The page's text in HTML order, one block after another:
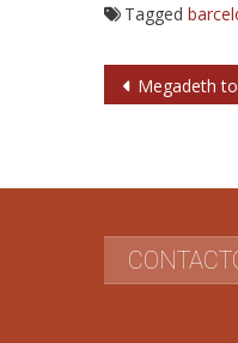
Tagged
Megadeth tocará en Valencia, A Coruña y